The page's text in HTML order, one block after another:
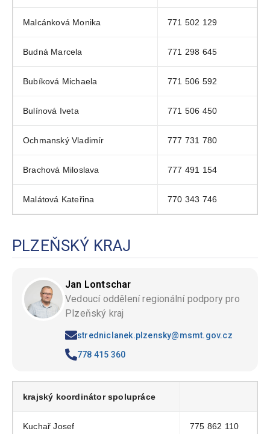
Malcánková Monika 771 502 129
Budná Marcela 771 298 645
Bubíková Michaela 771 506 592
Bulínová Iveta 771 506 450
Ochmanský Vladimír 777 731 780
Brachová Miloslava 777 491 154
Malátová Kateřina 770 343 746
PLZEŇSKÝ KRAJ
Jan Lontschar
Vedoucí oddělení regionální podpory pro
Plzeňský kraj
stredniclanek.plzensky@msmt.gov.cz
778 415 360
krajský koordinátor spolupráce
Kuchař Josef 775 862 110